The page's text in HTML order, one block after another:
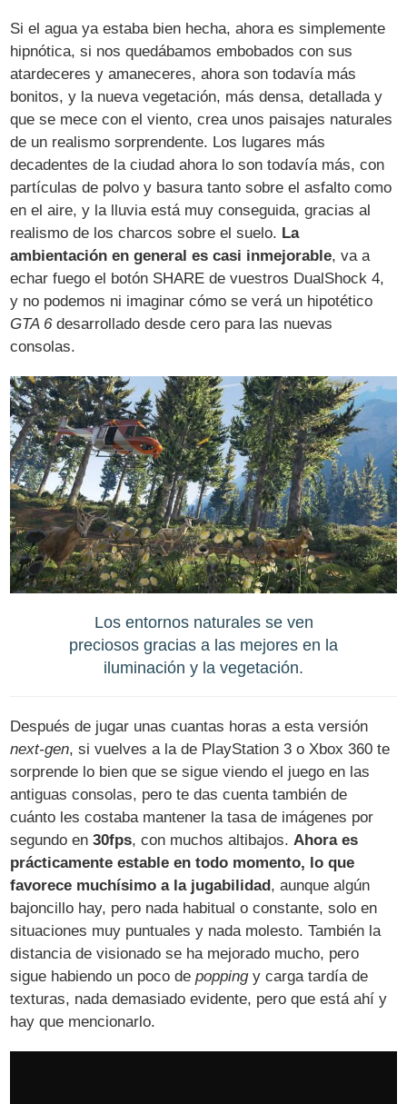
Si el agua ya estaba bien hecha, ahora es simplemente
hipnótica, si nos quedábamos embobados con sus
atardeceres y amaneceres, ahora son todavía más
bonitos, y la nueva vegetación, más densa, detallada y
que se mece con el viento, crea unos paisajes naturales
de un realismo sorprendente. Los lugares más
decadentes de la ciudad ahora lo son todavía más, con
partículas de polvo y basura tanto sobre el asfalto como
en el aire, y la lluvia está muy conseguida, gracias al
realismo de los charcos sobre el suelo. La
ambientación en general es casi inmejorable, va a
echar fuego el botón SHARE de vuestros DualShock 4,
y no podemos ni imaginar cómo se verá un hipotético
GTA 6desarrollado desde cero para las nuevas
consolas.
Los entornos naturales se ven
preciosos gracias a las mejores en la
iluminación y la vegetación.
Después de jugar unas cuantas horas a esta versión
next-gen, si vuelves a la de PlayStation 3 o Xbox 360 te
sorprende lo bien que se sigue viendo el juego en las
antiguas consolas, pero te das cuenta también de
cuánto les costaba mantener la tasa de imágenes por
segundo en30fps, con muchos altibajos. Ahora es
prácticamente estable en todo momento, lo que
favorece muchísimo a la jugabilidad, aunque algún
bajoncillo hay, pero nada habitual o constante, solo en
situaciones muy puntuales y nada molesto. También la
distancia de visionado se ha mejorado mucho, pero
sigue habiendo un poco depoppingy carga tardía de
texturas, nada demasiado evidente, pero que está ahí y
hay que mencionarlo.